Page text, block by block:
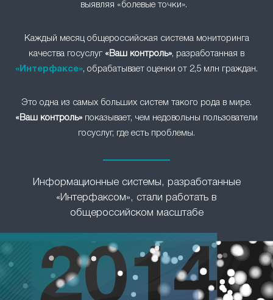
выявляя «болевые точки».
Каждый месяц общероссийская система мониторинга
качества госуслуг «Ваш контроль», разработанная в
«Интерфаксе», обрабатывает оценки от 2,5 млн граждан.
Это одна из самых больших систем такого рода в мире.
«Ваш контроль»показывает, чем недовольны пользователи
госуслуг, где есть проблемы.
Информационные системы, разработанные
«Интерфаксом», стали работать в
общероссийском масштабе